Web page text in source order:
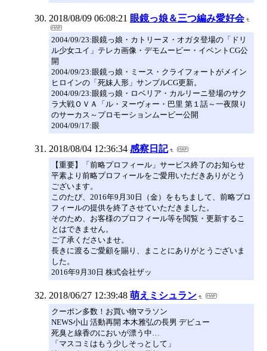
2018/08/09 06:08:21 眼鏡っ娘＆三つ編み愛好会
2004/09/23:眼鏡っ娘・カトリーヌ・オガタ登場の「ドリ
ル少女ユイ」テレカ画像・デモムービー・イベントCG公
開
2004/09/23:眼鏡っ娘・ミース・クライフォートがメイン
ヒロインの「死妹人形」サンプルCG更新。
2004/09/23:眼鏡っ娘・ロベリア・カルリーニ登場のサク
ラ大戦ＯＶＡ「ル・ヌーヴォー・巴里 第１話～一夜限り
のサーカス～プロモーションムービー公開
2004/09/17:眼
2018/08/04 12:36:34 感察日記
【重要】「前略プロフィール」サービス終了のお知らせ
平素より前略プロフィールをご愛用いただきありがとう
ございます。
このたび、2016年9月30日（金）をもちまして、前略プロ
フィールの提供を終了させていただきました。
そのため、お客様のプロフィール等を閲覧・更新するこ
とはできません。
ご了承くださいませ。
長きに渡るご愛顧を賜り、まことにありがとうございま
した。
2016年9月30日 株式会社ザッ
2018/06/27 12:39:48 萌えミシュラン
クーポン多数！お買い物マラソン
NEWS小山 活動再開 本木雅弘の長男 デビュー
死臭と線香のにおいが漂う中…
「マスコミはもう少しそっとして」